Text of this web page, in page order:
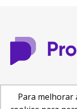
Central de
Para melhorar